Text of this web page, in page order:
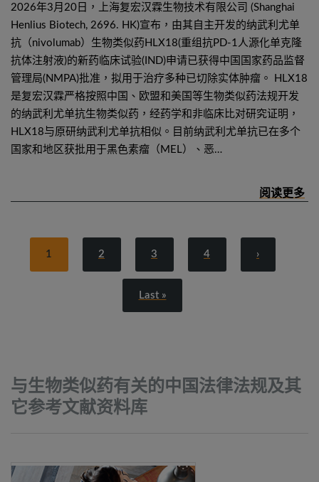
2026年3月20日，上海复宏汉霖生物技术有限公司 (Shanghai
Henlius Biotech, 2696. HK)宣布，由其自主开发的纳武利尤单
抗（nivolumab）生物类似药HLX18(重组抗PD-1人源化单克隆
抗体注射液)的新药临床试验(IND)申请已获得中国国家药品监督
管理局(NMPA)批准，拟用于治疗多种已切除实体肿瘤。 HLX18
是复宏汉霖严格按照中国、欧盟和美国等生物类似药法规开发
的纳武利尤单抗生物类似药，经药学和非临床比对研究证明，
HLX18与原研纳武利尤单抗相似。目前纳武利尤单抗已在多个
国家和地区获批用于黑色素瘤（MEL）、恶…
1 2 3 4 ›
Last »
与生物类似药有关的中国法律法规及其
它参考文献资料库